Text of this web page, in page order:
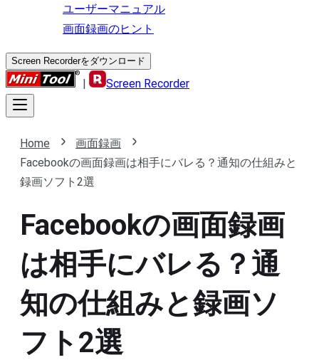
ユーザーマニュアル
画面録画のヒント
Screen Recorderをダウンロード
| Screen Recorder
Home
画面録画
Facebookの画面録画は相手にバレる？通知の仕組みと
録画ソフト2選
Facebookの画面録画
は相手にバレる？通
知の仕組みと録画ソ
フト2選